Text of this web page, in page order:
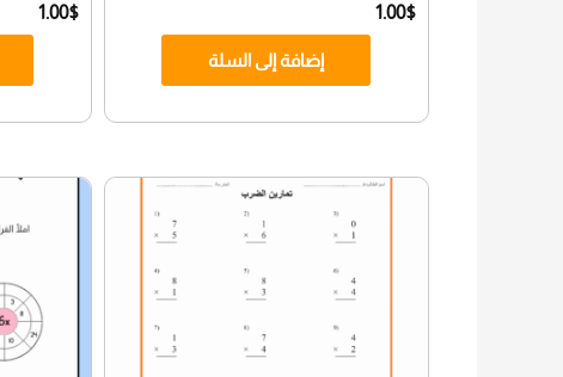
1.00$
إضافة إلى السلة
1.00$